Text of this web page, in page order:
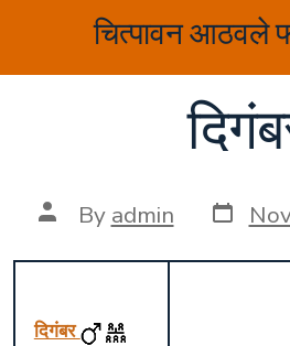
चित्पावन
Post
author
By admin Post
date
दिगंबर